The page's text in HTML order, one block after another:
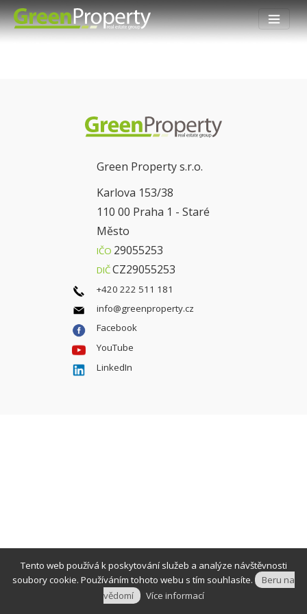
Tento web používá k poskytování služeb a analýze návštěvnosti
soubory cookie. Používáním tohoto webu s tím souhlasíte.
Beru na
vědomí
Více informací
Green Property s.r.o.
Karlova 153/38
110 00 Praha 1 - Staré
Město
IČO 29055253
DIČCZ29055253
+420 222 511 181
info@greenproperty.cz
Facebook
YouTube
LinkedIn